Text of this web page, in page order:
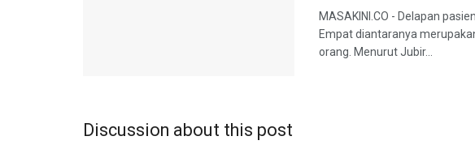
MASAKINI.CO - Delapan
Empat diantaranya
orang. Menurut Jubir...
Discussion about this post